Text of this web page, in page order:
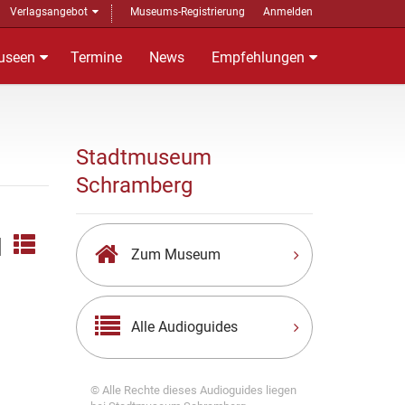
Verlagsangebot Museums-Registrierung Anmelden
Termine News Empfehlungen
|
Stadtmuseum
Schramberg
Zum Museum
Alle Audioguides
© Alle Rechte dieses Audioguides liegen